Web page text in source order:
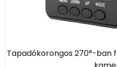
Tapadókorongos 270°-